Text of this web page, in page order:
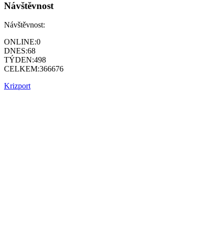
Návštěvnost
Návštěvnost:
ONLINE:0
DNES:68
TÝDEN:498
CELKEM:366676
Krizport